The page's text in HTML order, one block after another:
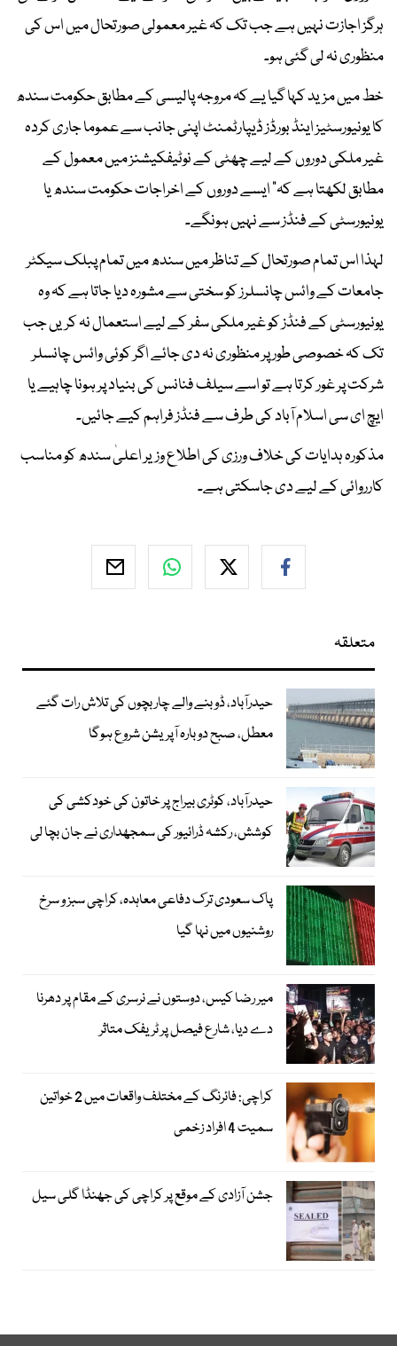
ہرگز اجازت نہیں ہے جب تک کہ غیر معمولی صورتحال میں اس کی
منظوری نہ لی گئی ہو۔
خط میں مزید کہا گیا یے کہ مروجہ پالیسی کے مطابق حکومت سندھ
کا یونیورسٹیز اینڈ بورڈز ڈیپارٹمنٹ اپنی جانب سے عموما جاری کردہ
غیر ملکی دوروں کے لیے چھٹی کے نوٹیفکیشنز میں معمول کے
مطابق لکھتا ہے کہ" ایسے دوروں کے اخراجات حکومت سندھ یا
یونیورسٹی کے فنڈز سے نہیں ہونگے۔
لہذا اس تمام صورتحال کے تناظر میں سندھ میں تمام پبلک سیکٹر
جامعات کے وائس چانسلرز کو سختی سے مشورہ دیا جاتا ہے کہ وہ
یونیورسٹی کے فنڈز کو غیر ملکی سفر کے لیے استعمال نہ کریں جب
تک کہ خصوصی طور پر منظوری نہ دی جائے اگر کوئی وائس چانسلر
شرکت پر غور کرتا ہے تو اسے سیلف فنانس کی بنیاد پر ہونا چاہیے یا
ایچ ای سی اسلام آباد کی طرف سے فنڈز فراہم کیے جائیں۔
مذکورہ ہدایات کی خلاف ورزی کی اطلاع وزیر اعلیٰ سندھ کو مناسب
کارروائی کے لیے دی جاسکتی ہے۔
متعلقہ
حیدرآباد، ڈوبنے والے چار بچوں کی تلاش رات گئے
معطل، صبح دوبارہ آپریشن شروع ہوگا
حیدرآباد، کوٹری بیراج پر خاتون کی خودکشی کی
کوشش، رکشہ ڈرائیور کی سمجھداری نے جان بچا لی
پاک سعودی ترک دفاعی معاہدہ، کراچی سبز و سرخ
روشنیوں میں نہا گیا
میر رضا کیس، دوستوں نے نرسری کے مقام پر دھرنا
دے دیا، شارع فیصل پر ٹریفک متاثر
کراچی: فائرنگ کے مختلف واقعات میں 2 خواتین
سمیت 4 افراد زخمی
جشن آزادی کے موقع پر کراچی کی جھنڈا گلی سیل